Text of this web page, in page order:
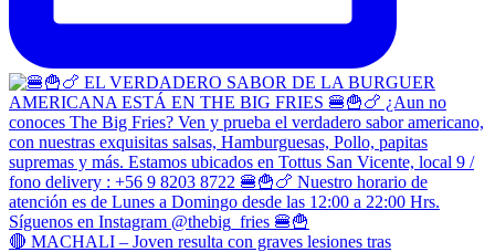
🔴 MACHALI – Joven resulta con graves lesiones tras